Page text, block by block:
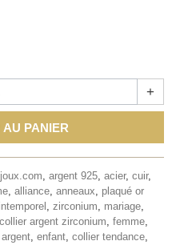
+
PANIER
, argent 925, acier, cuir,
, alliance, anneaux, plaqué or
intemporel , zirconium, mariage,
collier argent zirconium, femme,
, enfant, collier tendance,